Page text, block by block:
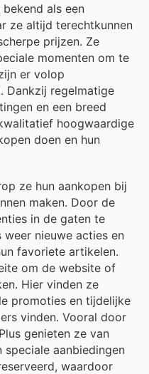
als een
ze altijd terechtkunnen
prijzen. Ze
momenten om te
er volop
Dankzij regelmatige
en een breed
hoogwaardige
doen en hun
ze hun aankopen bij
maken. Door de
in de gaten te
nieuwe acties en
favoriete artikelen.
om de website of
Hier vinden ze
promoties en tijdelijke
vinden. Vooral door
genieten ze van
aanbiedingen
waardoor